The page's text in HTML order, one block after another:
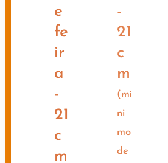
e
fe
ir
a
-
21
c
m
-
21
c
m
(mí
ni
mo
de